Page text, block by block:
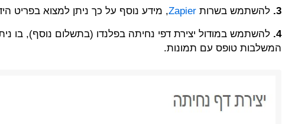
3. להשתמש בשרותZapier, מידע נוסף על כך ניתן למצוא בפריט
4. להשתמש במודול יצירת דפי נחיתה בפלנדו (בתשלום נוסף), בו
המשלבות טופס עם תמונות.